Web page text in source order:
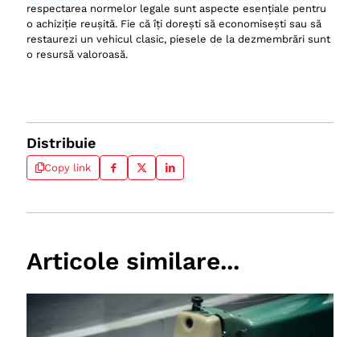
respectarea normelor legale sunt aspecte esențiale pentru
o achiziție reușită. Fie că îți dorești să economisești sau să
restaurezi un vehicul clasic, piesele de la dezmembrări sunt
o resursă valoroasă.
Distribuie
Copy link
Articole similare...